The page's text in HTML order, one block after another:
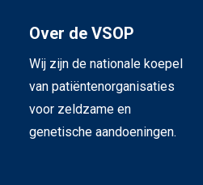
Over de VSOP
Wij zijn de nationale koepel
van patiëntenorganisaties
voor zeldzame en
genetische aandoeningen.